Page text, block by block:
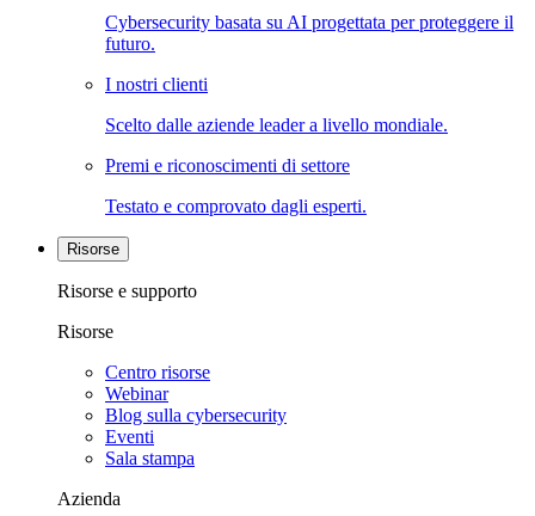
Cybersecurity basata su AI progettata per proteggere il
futuro.
I nostri clienti
Scelto dalle aziende leader a livello mondiale.
Premi e riconoscimenti di settore
Testato e comprovato dagli esperti.
Risorse
Risorse e supporto
Risorse
Centro risorse
Webinar
Blog sulla cybersecurity
Eventi
Sala stampa
Azienda